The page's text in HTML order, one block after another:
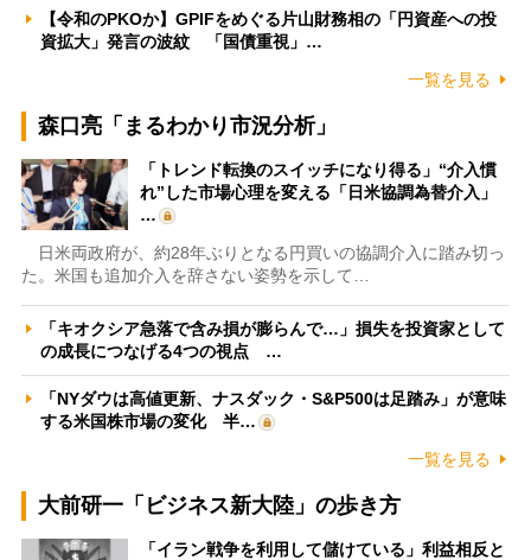
【令和のPKOか】GPIFをめぐる片山財務相の「円資産への投
資拡大」発言の波紋 「国債重視」…
一覧を見る
森口亮「まるわかり市況分析」
「トレンド転換のスイッチになり得る」“介入慣
れ”した市場心理を変える「日米協調為替介入」
…
日米両政府が、約28年ぶりとなる円買いの協調介入に踏み切っ
た。米国も追加介入を辞さない姿勢を示して…
「キオクシア急落で含み損が膨らんで…」損失を投資家として
の成長につなげる4つの視点 …
「NYダウは高値更新、ナスダック・S&P500は足踏み」が意味
する米国株市場の変化 半…
一覧を見る
大前研一「ビジネス新大陸」の歩き方
「イラン戦争を利用して儲けている」利益相反と